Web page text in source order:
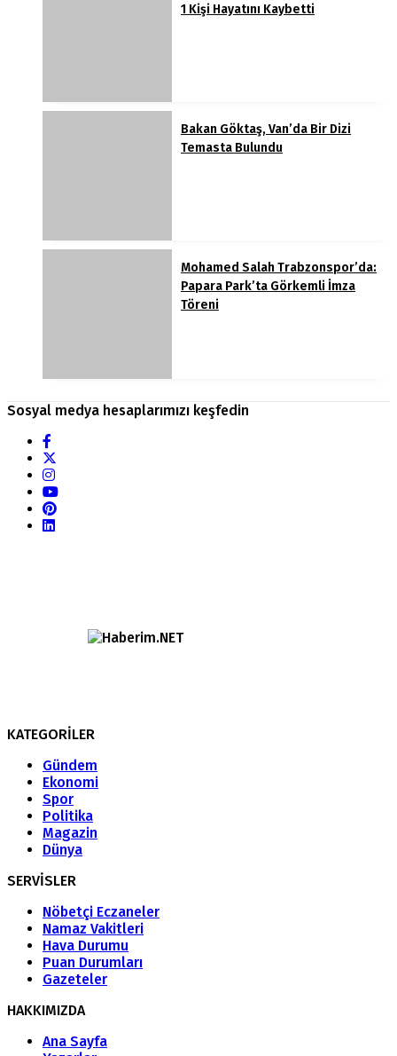
1 Kişi Hayatını Kaybetti
Bakan Göktaş, Van’da Bir Dizi
Temasta Bulundu
Mohamed Salah Trabzonspor’da:
Papara Park’ta Görkemli İmza
Töreni
Sosyal medya hesaplarımızı keşfedin
KATEGORİLER
Gündem
Ekonomi
Spor
Politika
Magazin
Dünya
SERVİSLER
Nöbetçi Eczaneler
Namaz Vakitleri
Hava Durumu
Puan Durumları
Gazeteler
HAKKIMIZDA
Ana Sayfa